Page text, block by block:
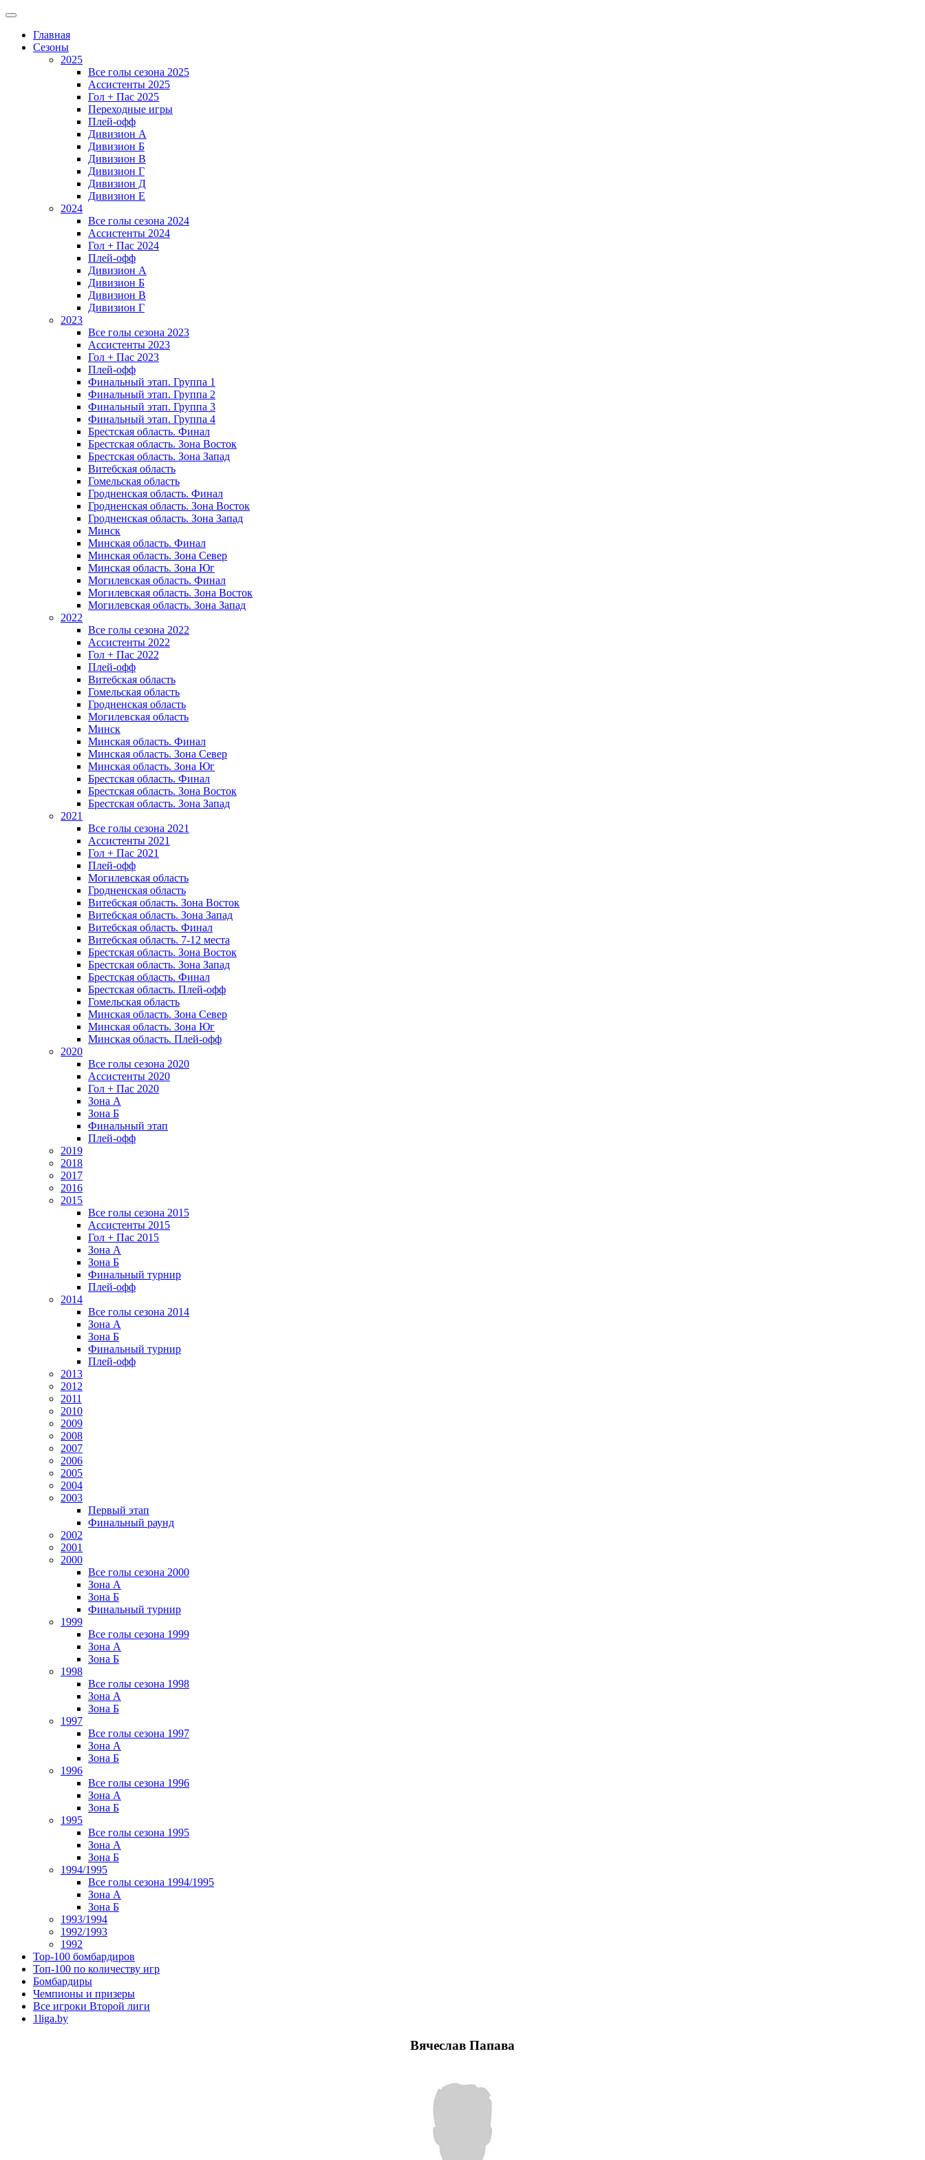
Главная
Сезоны
2025
Все голы сезона 2025
Ассистенты 2025
Гол + Пас 2025
Переходные игры
Плей-офф
Дивизион A
Дивизион Б
Дивизион В
Дивизион Г
Дивизион Д
Дивизион Е
2024
Все голы сезона 2024
Ассистенты 2024
Гол + Пас 2024
Плей-офф
Дивизион A
Дивизион Б
Дивизион В
Дивизион Г
2023
Все голы сезона 2023
Ассистенты 2023
Гол + Пас 2023
Плей-офф
Финальный этап. Группа 1
Финальный этап. Группа 2
Финальный этап. Группа 3
Финальный этап. Группа 4
Брестская область. Финал
Брестская область. Зона Восток
Брестская область. Зона Запад
Витебская область
Гомельская область
Гродненская область. Финал
Гродненская область. Зона Восток
Гродненская область. Зона Запад
Минск
Минская область. Финал
Минская область. Зона Север
Минская область. Зона Юг
Могилевская область. Финал
Могилевская область. Зона Восток
Могилевская область. Зона Запад
2022
Все голы сезона 2022
Ассистенты 2022
Гол + Пас 2022
Плей-офф
Витебская область
Гомельская область
Гродненская область
Могилевская область
Минск
Mинская область. Финал
Минская область. Зона Север
Минская область. Зона Юг
Брестская область. Финал
Брестская область. Зона Восток
Брестская область. Зона Запад
2021
Все голы сезона 2021
Ассистенты 2021
Гол + Пас 2021
Плей-офф
Могилевская область
Гродненская область
Витебская область. Зона Восток
Витебская область. Зона Запад
Витебская область. Финал
Витебская область. 7-12 места
Брестская область. Зона Восток
Брестская область. Зона Запад
Брестская область. Финал
Брестская область. Плей-офф
Гомельская область
Минская область. Зона Север
Минская область. Зона Юг
Минская область. Плей-офф
2020
Все голы сезона 2020
Ассистенты 2020
Гол + Пас 2020
Зона А
Зона Б
Финальный этап
Плей-офф
2019
2018
2017
2016
2015
Все голы сезона 2015
Ассистенты 2015
Гол + Пас 2015
Зона А
Зона Б
Финальный турнир
Плей-офф
2014
Все голы сезона 2014
Зона А
Зона Б
Финальный турнир
Плей-офф
2013
2012
2011
2010
2009
2008
2007
2006
2005
2004
2003
Первый этап
Финальный раунд
2002
2001
2000
Все голы сезона 2000
Зона А
Зона Б
Финальный турнир
1999
Все голы сезона 1999
Зона А
Зона Б
1998
Все голы сезона 1998
Зона А
Зона Б
1997
Все голы сезона 1997
Зона А
Зона Б
1996
Все голы сезона 1996
Зона А
Зона Б
1995
Все голы сезона 1995
Зона А
Зона Б
1994/1995
Все голы сезона 1994/1995
Зона А
Зона Б
1993/1994
1992/1993
1992
Top-100 бомбардиров
Топ-100 по количеству игр
Бомбардиры
Чемпионы и призеры
Все игроки Второй лиги
1liga.by
Вячеслав Папава